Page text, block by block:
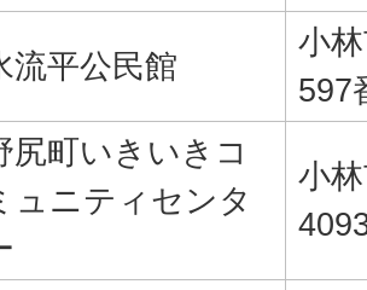
流平公民館
小
597
尻町いきいきコ
ュニティセンタ
小